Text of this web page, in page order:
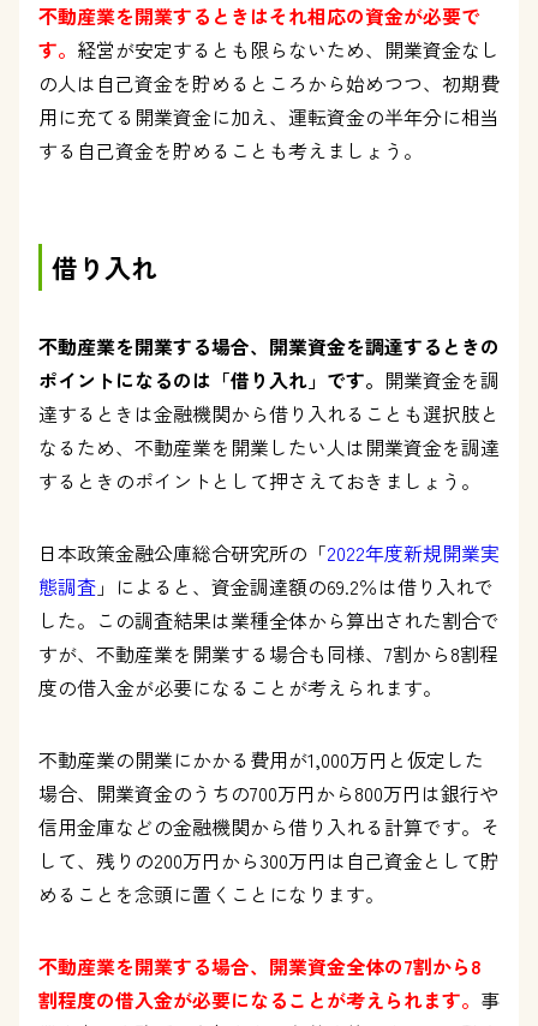
不動産業を開業するときはそれ相応の資金が必要で
す。 経営が安定するとも限らないため、開業資金なし
の人は自己資金を貯めるところから始めつつ、初期費
用に充てる開業資金に加え、運転資金の半年分に相当
する自己資金を貯めることも考えましょう。
借り入れ
不動産業を開業する場合、開業資金を調達するときの
ポイントになるのは「借り入れ」です。 開業資金を調
達するときは金融機関から借り入れることも選択肢と
なるため、不動産業を開業したい人は開業資金を調達
するときのポイントとして押さえておきましょう。
日本政策金融公庫総合研究所の「2022年度新規開業実
態調査 」によると、資金調達額の69.2％は借り入れで
した。この調査結果は業種全体から算出された割合で
すが、不動産業を開業する場合も同様、7割から8割程
度の借入金が必要になることが考えられます。
不動産業の開業にかかる費用が1,000万円と仮定した
場合、開業資金のうちの700万円から800万円は銀行や
信用金庫などの金融機関から借り入れる計算です。そ
して、残りの200万円から300万円は自己資金として貯
めることを念頭に置くことになります。
不動産業を開業する場合、開業資金全体の7割から8
割程度の借入金が必要になることが考えられます。 事